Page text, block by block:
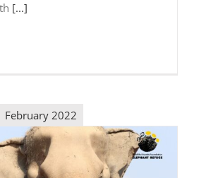
[...]
February 2022